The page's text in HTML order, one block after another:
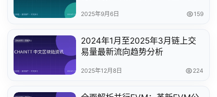
2025年9月6日 159
2024年1月至2025年3月链上交
易量最新流向趋势分析
2025年12月8日 224